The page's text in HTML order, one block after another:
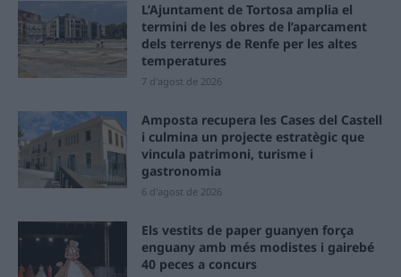
L’Ajuntament de Tortosa amplia el
termini de les obres de l’aparcament
dels terrenys de Renfe per les altes
temperatures
7 d'agost de 2026
Amposta recupera les Cases del Castell
i culmina un projecte estratègic que
vincula patrimoni, turisme i
gastronomia
6 d'agost de 2026
Els vestits de paper guanyen força
enguany amb més modistes i gairebé
40 peces a concurs